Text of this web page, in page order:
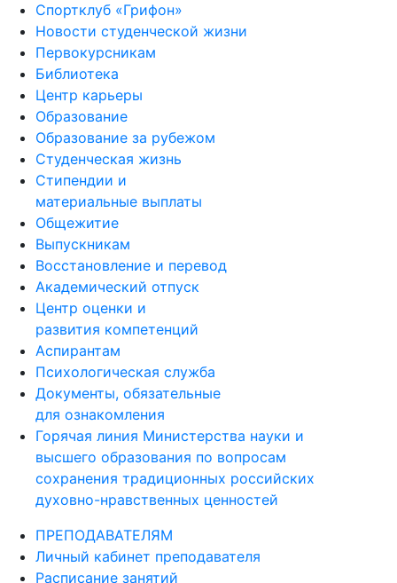
Спортклуб «Грифон»
Новости студенческой жизни
Первокурсникам
Библиотека
Центр карьеры
Образование
Образование за рубежом
Студенческая жизнь
Стипендии и
материальные выплаты
Общежитие
Выпускникам
Восстановление и перевод
Академический отпуск
Центр оценки и
развития компетенций
Аспирантам
Психологическая служба
Документы, обязательные
для ознакомления
Горячая линия Министерства науки и
высшего образования по вопросам
сохранения традиционных российских
духовно-нравственных ценностей
ПРЕПОДАВАТЕЛЯМ
Личный кабинет преподавателя
Расписание занятий